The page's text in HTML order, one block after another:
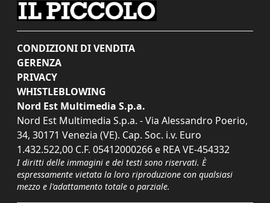
CONDIZIONI DI VENDITA
GERENZA
PRIVACY
WHISTLEBLOWING
Nord Est Multimedia S.p.a.
Nord Est Multimedia S.p.a. - Via Alessandro Poerio,
34, 30171 Venezia (VE). Cap. Soc. i.v. Euro
1.432.522,00 C.F. 05412000266 e REA VE-454332
I diritti delle immagini e dei testi sono riservati. È
espressamente vietata la loro riproduzione con qualsiasi
mezzo e l'adattamento totale o parziale.